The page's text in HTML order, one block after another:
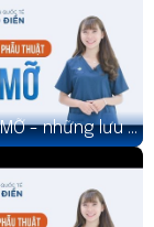
- những lưu ý